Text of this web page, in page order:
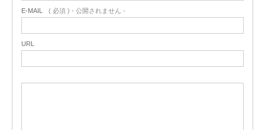
E-MAIL ( 必須 ) - 公開されません -
URL